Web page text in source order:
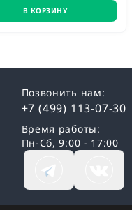
В КОРЗИНУ
Позвонить нам:
+7 (499) 113-07-30
Время работы:
Пн-Сб, 9:00 - 17:00